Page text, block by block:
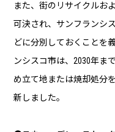
また、街のリサイクルお
可決され、サンフランシ
どに分別しておくことを
ンシスコ市は、2030年ま
め立て地または焼却処分
新しました。